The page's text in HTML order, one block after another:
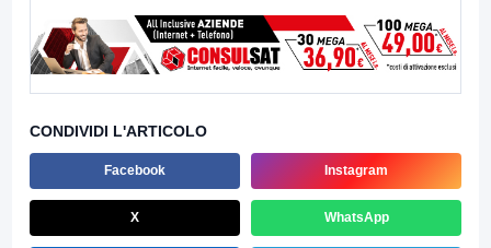
CONDIVIDI L'ARTICOLO
Facebook Instagram
X WhatsApp